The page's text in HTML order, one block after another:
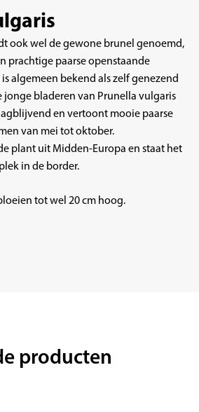
ook wel de gewone brunel genoemd,
prachtige paarse openstaande
algemeen bekend als zelf genezend
jonge bladeren van Prunella vulgaris
en vertoont mooie paarse
van mei tot oktober.
plant uit Midden-Europa en staat het
in de border.
tot wel 20 cm hoog.
producten